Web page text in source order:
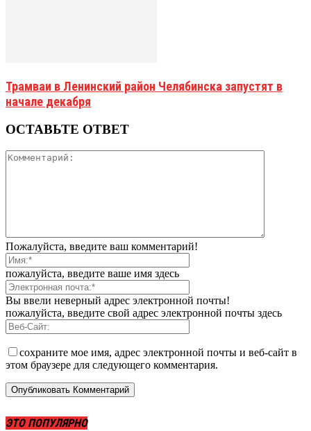
Трамваи в Ленинский район Челябинска запустят в
начале декабря
ОСТАВЬТЕ ОТВЕТ
Пожалуйста, введите ваш комментарий!
пожалуйста, введите ваше имя здесь
Вы ввели неверный адрес электронной почты!
пожалуйста, введите свой адрес электронной почты здесь
сохраните мое имя, адрес электронной почты и веб-сайт в
этом браузере для следующего комментария.
ЭТО ПОПУЛЯРНО